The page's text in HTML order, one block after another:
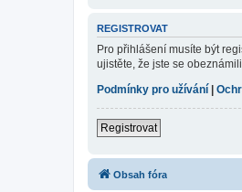
REGISTROVAT
Pro přihlášení musíte být
ujistěte, že jste se
Podmínky pro užívání
Registrovat
Obsah fóra